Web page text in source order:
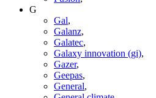
G
Gal,
Galanz,
Galatec,
Galaxy innovation (gi),
Gazer,
Geepas,
General,